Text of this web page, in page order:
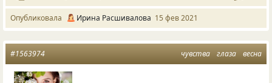
Опубликовала Ирина Расшивалова 15 фев 2021
чувства глаза весна
#1563974